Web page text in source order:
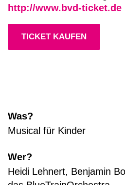
http://www.bvd-ticket.de
TICKET KAUFEN
Was?
Musical für Kinder
Wer?
Heidi Lehnert, Benjamin